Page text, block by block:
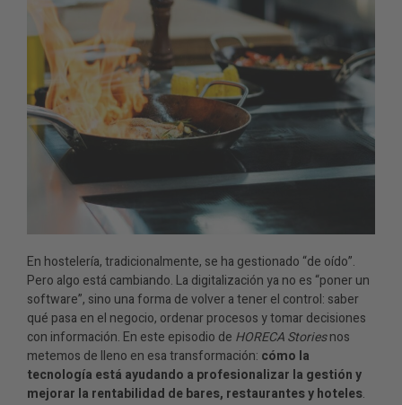
En hostelería, tradicionalmente, se ha gestionado “de oído”.
Pero algo está cambiando. La digitalización ya no es “poner un
software”, sino una forma de volver a tener el control: saber
qué pasa en el negocio, ordenar procesos y tomar decisiones
con información. En este episodio de HORECA Storiesnos
metemos de lleno en esa transformación: cómo la
tecnología está ayudando a profesionalizar la gestión y
mejorar la rentabilidad de bares, restaurantes y hoteles.